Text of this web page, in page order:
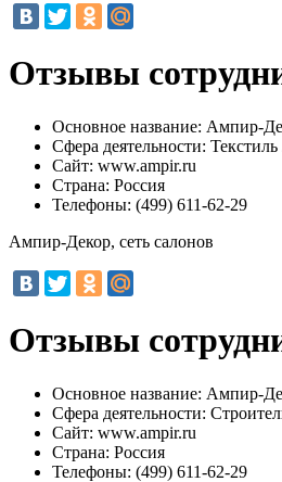
Отзывы
Основное название: Ампир-
Сфера деятельности:
Сайт: www.ampir.ru
Страна: Россия
Телефоны: (499) 611-62-29
Ампир-Декор, сеть салонов
Отзывы
Основное название: Ампир-
Сфера деятельности:
Сайт: www.ampir.ru
Страна: Россия
Телефоны: (499) 611-62-29